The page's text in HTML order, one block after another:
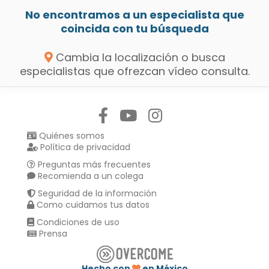
No encontramos a un especialista que
coincida con tu búsqueda
Cambia la localización o busca
especialistas que ofrezcan vídeo consulta.
Quiénes somos
Política de privacidad
Preguntas más frecuentes
Recomienda a un colega
Seguridad de la información
Como cuidamos tus datos
Condiciones de uso
Prensa